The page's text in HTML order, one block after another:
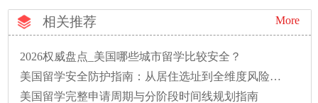
相关推荐 More
2026权威盘点_美国哪些城市留学比较安全？
美国留学安全防护指南：从居住选址到全维度风险防范
美国留学完整申请周期与分阶段时间线规划指南